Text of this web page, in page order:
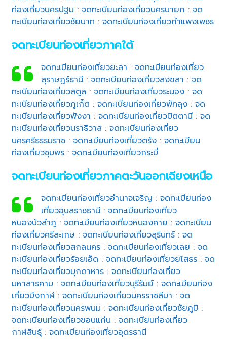
ท่องเที่ยวนครปฐม :จดทะเบียนท่องเที่ยวนครนายก :จด
ทะเบียนท่องเที่ยวชัยนาท :จดทะเบียนท่องเที่ยวกำแพงเพชร
จดทะเบียนท่องเที่ยวภาคใต้
จดทะเบียนท่องเที่ยวยะลา : จดทะเบียนท่องเที่ยว
สุราษฎร์ธานี: จดทะเบียนท่องเที่ยวสงขลา : จด
ทะเบียนท่องเที่ยวสตูล :จดทะเบียนท่องเที่ยวระนอง :จด
ทะเบียนท่องเที่ยวภูเก็ต :จดทะเบียนท่องเที่ยวพัทลุง :จด
ทะเบียนท่องเที่ยวพังงา :จดทะเบียนท่องเที่ยวปัตตานี :จด
ทะเบียนท่องเที่ยวนราธิวาส :จดทะเบียนท่องเที่ยว
นครศรีธรรมราช :จดทะเบียนท่องเที่ยวตรัง :จดทะเบียน
ท่องเที่ยวชุมพร :จดทะเบียนท่องเที่ยวกระบี่
จดทะเบียนท่องเที่ยวภาคตะวันออกเฉียงเหนือ
จดทะเบียนท่องเที่ยวอำนาจเจริญ : จดทะเบียนท่อง
เที่ยวอุบลราชธานี: จดทะเบียนท่องเที่ยว
หนองบัวลำภู :จดทะเบียนท่องเที่ยวหนองคาย :จดทะเบียน
ท่องเที่ยวศรีสะเกษ :จดทะเบียนท่องเที่ยวสุรินทร์ :จด
ทะเบียนท่องเที่ยวสกลนคร :จดทะเบียนท่องเที่ยวเลย :จด
ทะเบียนท่องเที่ยวร้อยเอ็ด :จดทะเบียนท่องเที่ยวยโสธร :จด
ทะเบียนท่องเที่ยวมุกดาหาร :จดทะเบียนท่องเที่ยว
มหาสารคาม :จดทะเบียนท่องเที่ยวบุรีรัมย์ :จดทะเบียนท่อง
เที่ยวบึงกาฬ :จดทะเบียนท่องเที่ยวนครราชสีมา :จด
ทะเบียนท่องเที่ยวนครพนม :จดทะเบียนท่องเที่ยวชัยภูมิ :
จดทะเบียนท่องเที่ยวขอนแก่น :จดทะเบียนท่องเที่ยว
กาฬสินธุ์ :จดทะเบียนท่องเที่ยวอุดรธานี